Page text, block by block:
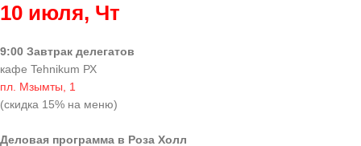
10 июля, Чт
9:00 Завтрак делегатов
кафе Tehnikum РХ
пл. Мзымты, 1
(скидка 15% на меню)
Деловая программа в Роза Холл